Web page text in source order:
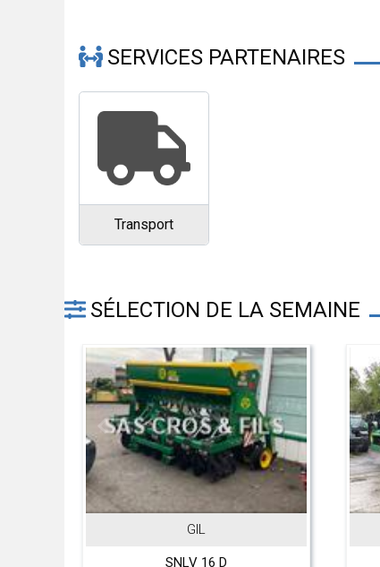
SERVICES PARTENAIRES
Transport
SÉLECTION DE LA SEMAINE
T 560 Hillmaster